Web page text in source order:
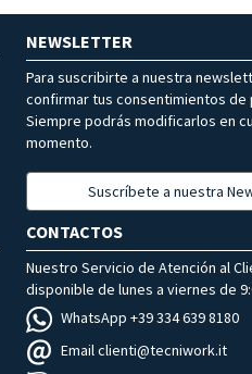
NEWSLETTER
Para suscribirte a nuestra
confirmar tus consentimientos de
Siempre podrás modificarlos en
momento.
Suscríbete a nuestra
CONTACTOS
Nuestro Servicio de Atención al
disponible de lunes a viernes de
WhatsApp +39 334 639 8180
Email clienti@tecniwork.it